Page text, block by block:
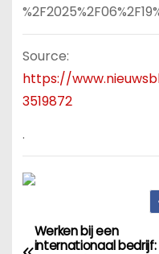
Source:
https://
3519872
.
BWerken bij een
internationaal bedrijf: